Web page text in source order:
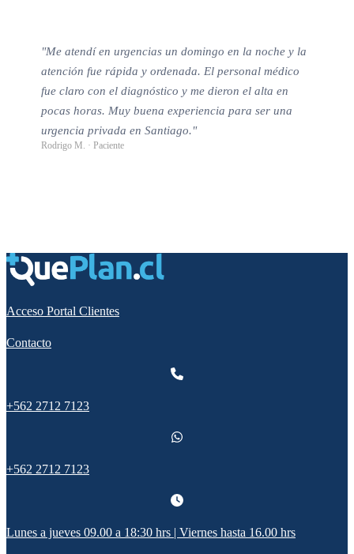
"Me atendí en urgencias un domingo en la noche y la
atención fue rápida y ordenada. El personal médico
fue claro con el diagnóstico y me dieron el alta en
pocas horas. Muy buena experiencia para ser una
urgencia privada en Santiago."
Rodrigo M. · Paciente
Acceso Portal Clientes
Contacto
+562 2712 7123
+562 2712 7123
Lunes a jueves 09.00 a 18:30 hrs | Viernes hasta 16.00 hrs